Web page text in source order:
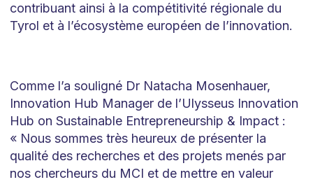
contribuant ainsi à la compétitivité régionale du
Tyrol et à l’écosystème européen de l’innovation.
Comme l’a souligné Dr Natacha Mosenhauer,
Innovation Hub Manager de l’Ulysseus Innovation
Hub on Sustainable Entrepreneurship & Impact :
« Nous sommes très heureux de présenter la
qualité des recherches et des projets menés par
nos chercheurs du MCI et de mettre en valeur